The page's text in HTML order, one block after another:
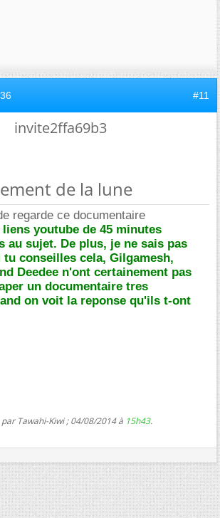
#11
invite2ffa69b3
de la lune
regarde ce documentaire
youtube de 45 minutes
au sujet. De plus, je ne sais pas
conseilles cela, Gilgamesh,
Deedee n'ont certainement pas
un documentaire tres
on voit la reponse qu'ils t-ont
Tawahi-Kiwi ; 04/08/2014 à 15h43.